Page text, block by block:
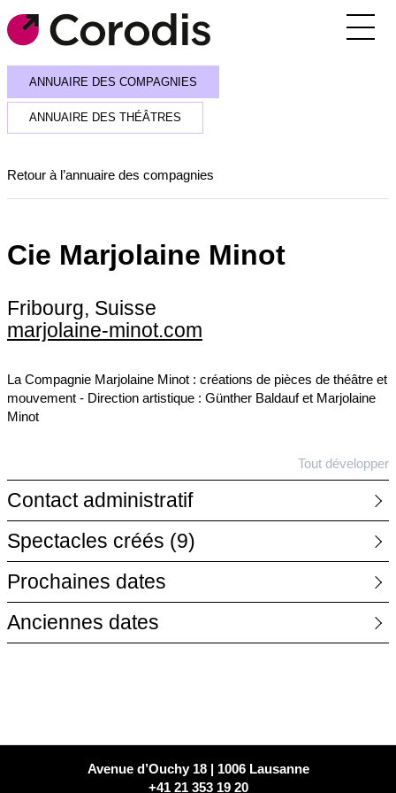
Agenda
Outils pratiques
Corodis
SE CONNECTER / S’INSCRIRE
ANNUAIRE DES COMPAGNIES
ANNUAIRE DES THÉÂTRES
Retour à l’annuaire des compagnies
Cie Marjolaine Minot
Fribourg, Suisse
marjolaine-minot.com
La Compagnie Marjolaine Minot : créations de pièces de théâtre et
mouvement - Direction artistique : Günther Baldauf et Marjolaine
Minot
Tout développer
Contact administratif
Spectacles créés (9)
Prochaines dates
Anciennes dates
Avenue d’Ouchy 18 | 1006 Lausanne
+41 21 353 19 20